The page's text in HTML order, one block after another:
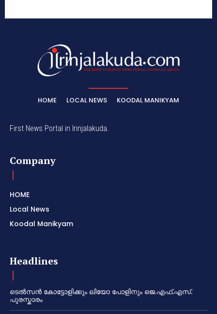
HOME LOCAL NEWS KOODAL MANIKYAM
First News Portal in Irinjalakuda.
Company
HOME
Local News
Koodal Manikyam
Headlines
ടെൽസൻ കോട്ടോളിക്കും ലിയോ പോളിനും ജെ.എഫ്.എസ്.
പുരസ്കാരം